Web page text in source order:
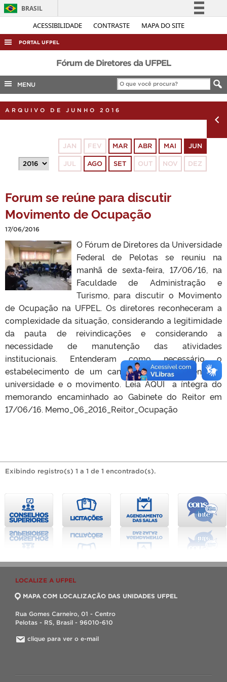
ACESSIBILIDADE CONTRASTE MAPA DO SITE
BRASIL
Simplifique!
Legislação
Canais
PORTAL UFPEL
ACESSO À INFORMAÇÃO
AUDITORIA
COBALTO
CONCURSOS
OUVIDORIA
TELEFONES
Fórum de Diretores da UFPEL
MENU
ARQUIVO DE JUNHO 2016
JAN FEV MAR ABR MAI JUN
JUL AGO SET OUT NOV DEZ
Forum se reúne para discutir
Movimento de Ocupação
17/06/2016
O Fórum de Diretores da Universidade
Federal de Pelotas se reuniu na
manhã de sexta-feira, 17/06/16, na
Faculdade de Administração e
Turismo, para discutir o Movimento
de Ocupação na UFPEL. Os diretores reconheceram a
complexidade da situação, considerando a legitimidade
da pauta de reivindicações e considerando a
necessidade de manutenção das atividades
institucionais. Entenderam como necessário o
estabelecimento de um canal de discussão entre a
universidade e o movimento. Leia AQUI a íntegra do
memorando encaminhado ao Gabinete do Reitor em
17/06/16. Memo_06_2016_Reitor_Ocupação
Exibindo registro(s) 1 a 1 de 1 encontrado(s).
LOCALIZE A UFPEL
MAPA COM LOCALIZAÇÃO DAS UNIDADES UFPEL
Rua Gomes Carneiro, 01 - Centro
Pelotas - RS, Brasil - 96010-610
clique para ver o e-mail